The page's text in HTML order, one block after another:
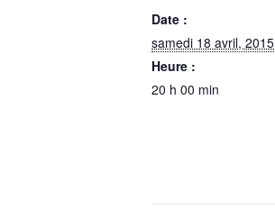
Date :
samedi 18 avril, 2015
Heure :
20 h 00 min